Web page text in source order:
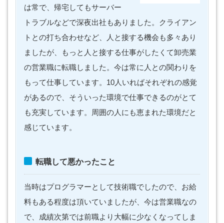
は常で、帰宅してもサーバー
トラブルなどで深夜出社もありました。クライアン
トとの打ち合わせなど、人と接する機会も多々あり
ましたが、もっと人と接する仕事がしたくて卸売業
の営業職に転職しました。今は常に人との関わりを
もって仕事しています。10人いればそれぞれの感覚
があるので、そういった環境で仕事できるのがとて
も充実しています。周囲の人にも恵まれた環境だと
感じています。
転職して悪かったこと
当時はプログラマーとして技術職でしたので、お給
料もある程度は頂いていましたが、今は営業職なの
で、成績次第では前職より大幅に少なくなってしま